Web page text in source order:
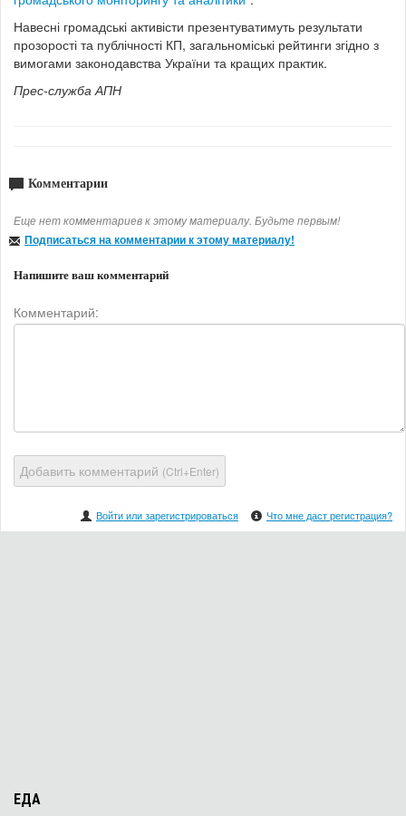
Навесні громадські активісти презентуватимуть результати
прозорості та публічності КП, загальноміські рейтинги згідно з
вимогами законодавства України та кращих практик.
Прес-служба АПН
Комментарии
Еще нет комментариев к этому материалу. Будьте первым!
Подписаться на комментарии к этому материалу!
Напишите ваш комментарий
Комментарий:
Добавить комментарий (Ctrl+Enter)
Войти или зарегистрироваться Что мне даст регистрация?
ЕДА